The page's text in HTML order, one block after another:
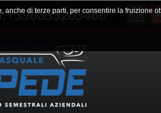
anche di terze parti, per consentire la fruizione